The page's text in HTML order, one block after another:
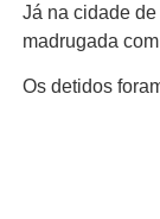
Já na cidade
madrugada
Os detidos